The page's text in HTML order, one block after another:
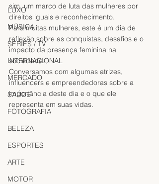
LUXO
MÚSICA
SÉRIES / TV
INTERNACIONAL
MERCADO
SAÚDE
FOTOGRAFIA
BELEZA
ESPORTES
ARTE
MOTOR
sim, um marco de luta das mulheres por
direitos iguais e reconhecimento.
Para muitas mulheres, este é um dia de
reflexão sobre as conquistas, desafios e o
impacto da presença feminina na
sociedade.
Conversamos com algumas atrizes,
influencers e empreendedoras sobre a
importância deste dia e o que ele
representa em suas vidas.